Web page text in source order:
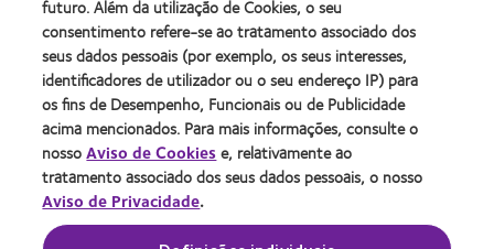
Centro de Notícias
Contacte-nos
Legal
Política de privacidade
Aviso de cookies
Termos de serviço
futuro. Além da utilização de Cookies, o seu
consentimento refere-se ao tratamento associado dos
seus dados pessoais (por exemplo, os seus interesses,
identificadores de utilizador ou o seu endereço IP) para
os fins de Desempenho, Funcionais ou de Publicidade
acima mencionados. Para mais informações, consulte o
nossoAviso de Cookiese, relativamente ao
tratamento associado dos seus dados pessoais, o nosso
Aviso de Privacidade.